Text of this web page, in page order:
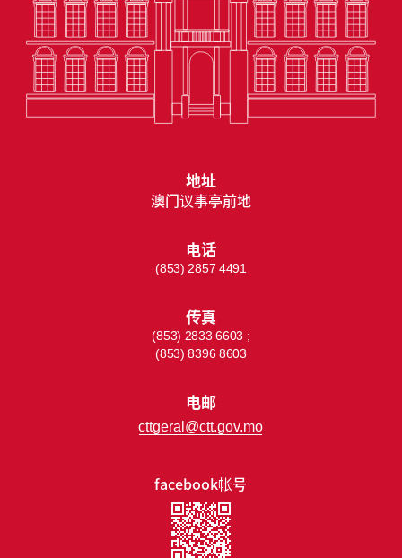
facebook帐号
地址
澳门议事亭前地
电话
(853) 2857 4491
传真
(853) 2833 6603 ;
(853) 8396 8603
电邮
cttgeral@ctt.gov.mo